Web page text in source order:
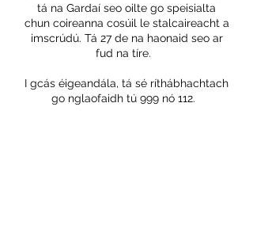
tá na Gardaí seo oilte go speisialta
chun coireanna cosúil le stalcaireacht a
imscrúdú. Tá 27 de na haonaid seo ar
fud na tíre.
I gcás éigeandála, tá sé ríthábhachtach
go nglaofaidh tú 999 nó 112.